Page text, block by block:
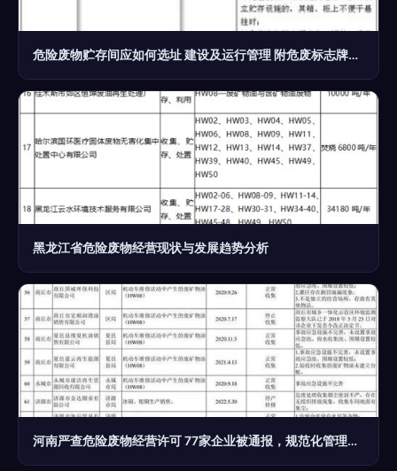
危险废物贮存间应如何选址 建设及运行管理 附危废标志牌设置要求
黑龙江省危险废物经营现状与发展趋势分析
河南严查危险废物经营许可 77家企业被通报，规范化管理再升级